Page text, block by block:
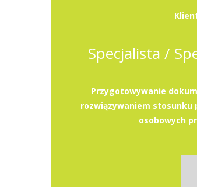
Specjalista /
Przygotowywanie
rozwiązywaniem
osobowych